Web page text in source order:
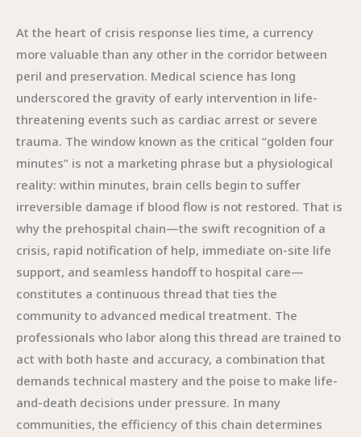
At the heart of crisis response lies time, a currency
more valuable than any other in the corridor between
peril and preservation. Medical science has long
underscored the gravity of early intervention in life-
threatening events such as cardiac arrest or severe
trauma. The window known as the critical “golden four
minutes” is not a marketing phrase but a physiological
reality: within minutes, brain cells begin to suffer
irreversible damage if blood flow is not restored. That is
why the prehospital chain—the swift recognition of a
crisis, rapid notification of help, immediate on-site life
support, and seamless handoff to hospital care—
constitutes a continuous thread that ties the
community to advanced medical treatment. The
professionals who labor along this thread are trained to
act with both haste and accuracy, a combination that
demands technical mastery and the poise to make life-
and-death decisions under pressure. In many
communities, the efficiency of this chain determines